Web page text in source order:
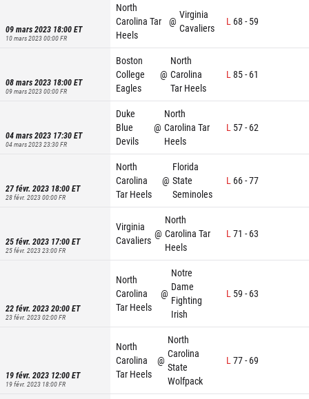
09 mars 2023 18:00ET
10 mars 2023 00:00FR
North
Carolina Tar
Heels
@
Virginia
Cavaliers
L 68 - 59
08 mars 2023 18:00ET
09 mars 2023 00:00FR
Boston
College
Eagles
@
North
Carolina
Tar Heels
L85- 61
04 mars 2023 17:30ET
04 mars 2023 23:30FR
Duke
Blue
Devils
@
North
Carolina Tar
Heels
L 57- 62
27 févr. 2023 18:00ET
28 févr. 2023 00:00FR
North
Carolina
Tar Heels
@
Florida
State
Seminoles
L 66-77
25 févr. 2023 17:00ET
25 févr. 2023 23:00FR
Virginia
Cavaliers
@
North
Carolina Tar
Heels
L71 - 63
22 févr. 2023 20:00ET
23 févr. 2023 02:00FR
North
Carolina
Tar Heels
@
Notre
Dame
Fighting
Irish
L 59 - 63
19 févr. 2023 12:00ET
19 févr. 2023 18:00FR
North
Carolina
Tar Heels
@
North
Carolina
State
Wolfpack
L77- 69